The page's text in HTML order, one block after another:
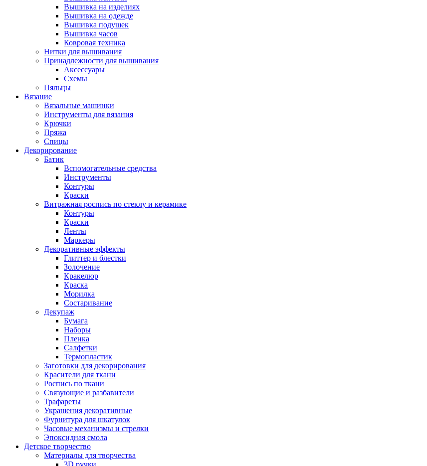
Вышивка на изделиях
Вышивка на одежде
Вышивка подушек
Вышивка часов
Ковровая техника
Нитки для вышивания
Принадлежности для вышивания
Аксессуары
Схемы
Пяльцы
Вязание
Вязальные машинки
Инструменты для вязания
Крючки
Пряжа
Спицы
Декорирование
Батик
Вспомогательные средства
Инструменты
Контуры
Краски
Витражная роспись по стеклу и керамике
Контуры
Краски
Ленты
Маркеры
Декоративные эффекты
Глиттер и блестки
Золочение
Кракелюр
Краска
Морилка
Состаривание
Декупаж
Бумага
Наборы
Пленка
Салфетки
Термопластик
Заготовки для декорирования
Красители для ткани
Роспись по ткани
Связующие и разбавители
Трафареты
Украшения декоративные
Фурнитура для шкатулок
Часовые механизмы и стрелки
Эпоксидная смола
Детское творчество
Материалы для творчества
3D ручки